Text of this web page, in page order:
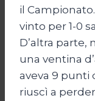
il
vinto per 1-0
D’altra parte,
una ventina
aveva 9 punti
riuscì a